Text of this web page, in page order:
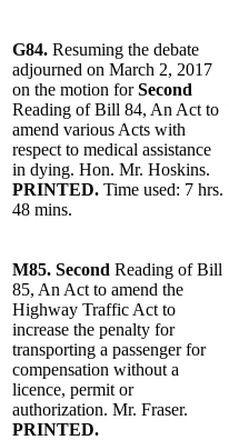
G84. Resuming the debate
adjourned on March 2, 2017
on the motion forSecond
Reading of Bill 84, An Act to
amend various Acts with
respect to medical assistance
in dying. Hon. Mr. Hoskins.
PRINTED. Time used: 7 hrs.
48 mins.
M85. Second Reading of Bill
85, An Act to amend the
Highway Traffic Act to
increase the penalty for
transporting a passenger for
compensation without a
licence, permit or
authorization. Mr. Fraser.
PRINTED.